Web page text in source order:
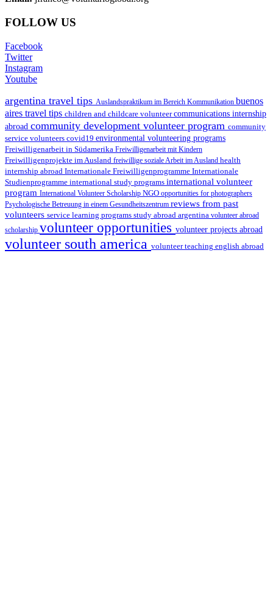
FOLLOW US
Facebook
Twitter
Instagram
Youtube
argentina travel tips Auslandspraktikum im Bereich Kommunikation buenos
aires travel tips children and childcare volunteercommunications internship
abroad community development volunteer program community
service volunteers covid19 environmental volunteering programs
Freiwilligenarbeit in Südamerika Freiwilligenarbeit mit Kindern
Freiwilligenprojekte im Ausland freiwillige soziale Arbeit im Ausland health
internship abroad Internationale Freiwilligenprogramme Internationale
Studienprogramme international study programs international volunteer
program International Volunteer Scholarship NGO opportunities for photographers
Psychologische Betreuung in einem Gesundheitszentrum reviews from past
volunteers service learning programs study abroad argentina volunteer abroad
scholarship volunteer opportunities volunteer projects abroad
volunteer south america volunteer teaching english abroad